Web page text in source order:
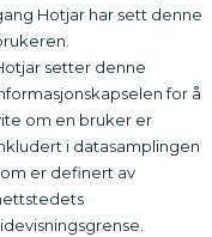
Hotjar har sett denne
setter denne
for å
om en bruker er
i datasamplingen
er definert av